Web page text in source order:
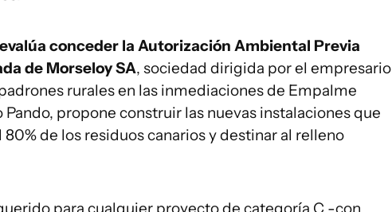
conceder la Autorización Ambiental Previa
de Morseloy SA, sociedad dirigida por el empresario
rurales en las inmediaciones de Empalme
propone construir las nuevas instalaciones que
de los residuos canarios y destinar al relleno